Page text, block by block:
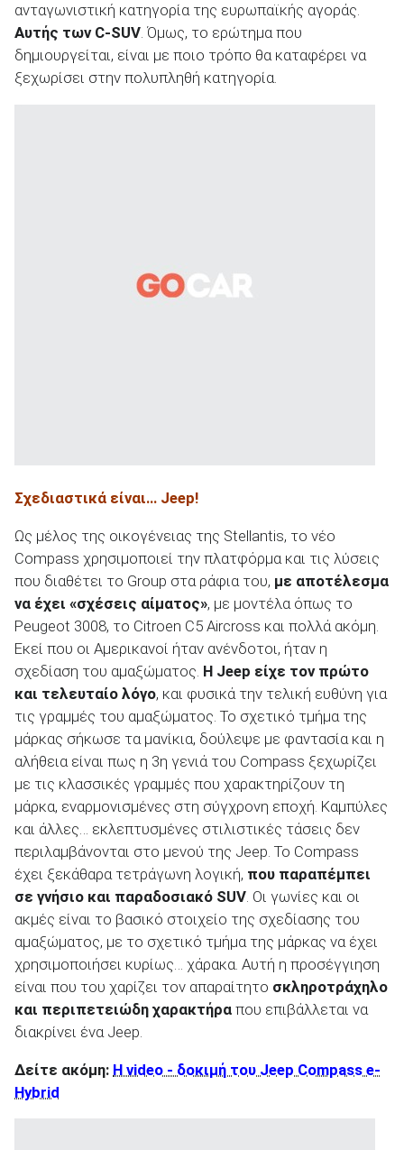
ανταγωνιστική κατηγορία της ευρωπαϊκής αγοράς.
Αυτής των C-SUV. Όμως, το ερώτημα που
δημιουργείται, είναι με ποιο τρόπο θα καταφέρει να
ξεχωρίσει στην πολυπληθή κατηγορία.
Σχεδιαστικά είναι… Jeep!
Ως μέλος της οικογένειας της Stellantis, το νέο
Compass χρησιμοποιεί την πλατφόρμα και τις λύσεις
που διαθέτει το Group στα ράφια του, με αποτέλεσμα
να έχει «σχέσεις αίματος», με μοντέλα όπως το
Peugeot 3008, το Citroen C5 Aircross και πολλά ακόμη.
Εκεί που οι Αμερικανοί ήταν ανένδοτοι, ήταν η
σχεδίαση του αμαξώματος. Η Jeep είχε τον πρώτο
και τελευταίο λόγο, και φυσικά την τελική ευθύνη για
τις γραμμές του αμαξώματος. Το σχετικό τμήμα της
μάρκας σήκωσε τα μανίκια, δούλεψε με φαντασία και η
αλήθεια είναι πως η 3η γενιά του Compass ξεχωρίζει
με τις κλασσικές γραμμές που χαρακτηρίζουν τη
μάρκα, εναρμονισμένες στη σύγχρονη εποχή. Καμπύλες
και άλλες… εκλεπτυσμένες στιλιστικές τάσεις δεν
περιλαμβάνονται στο μενού της Jeep. Το Compass
έχει ξεκάθαρα τετράγωνη λογική, που παραπέμπει
σε γνήσιο και παραδοσιακό SUV . Οι γωνίες και οι
ακμές είναι το βασικό στοιχείο της σχεδίασης του
αμαξώματος, με το σχετικό τμήμα της μάρκας να έχει
χρησιμοποιήσει κυρίως… χάρακα. Αυτή η προσέγγιηση
είναι που του χαρίζει τον απαραίτητο σκληροτράχηλο
και περιπετειώδη χαρακτήρα που επιβάλλεται να
διακρίνει ένα Jeep.
Δείτε ακόμη: Η video - δοκιμή του Jeep Compass e-
Hybrid